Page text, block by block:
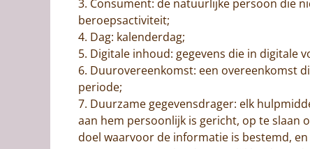
3. Consument: de natuurlijke persoon die
beroepsactiviteit;
4. Dag: kalenderdag;
5. Digitale inhoud: gegevens die in digitale
6. Duurovereenkomst: een overeenkomst
periode;
7. Duurzame gegevensdrager: elk
aan hem persoonlijk is gericht, op te slaan
doel waarvoor de informatie is bestemd,